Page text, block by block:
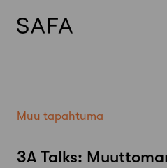
Muu tapahtuma
3A Talks: